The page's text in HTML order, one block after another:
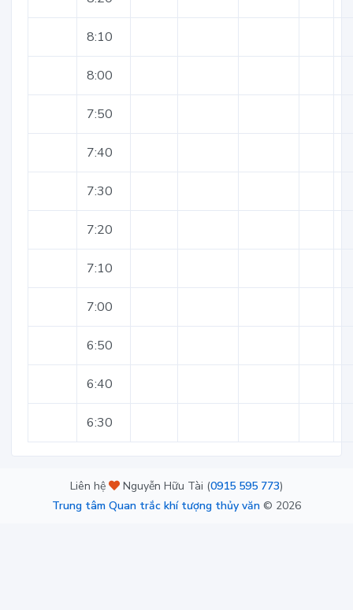
8:10
8:00
7:50
7:40
7:30
7:20
7:10
7:00
6:50
6:40
6:30
Liên hệ Nguyễn Hữu Tài (0915 595 773)
Trung tâm Quan trắc khí tượng thủy văn © 2026